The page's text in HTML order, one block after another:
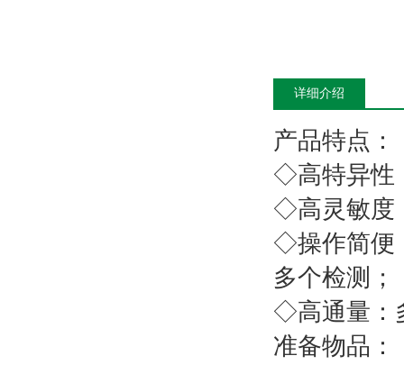
详细介绍
产品特点：
◇高特异性
◇高灵敏度
◇操作简便
多个检测；
◇高通量：
准备物品：